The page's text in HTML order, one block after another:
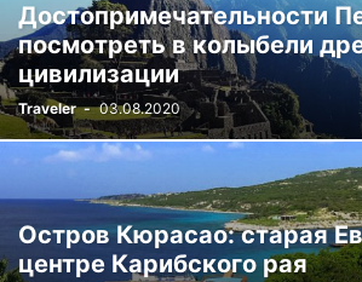
Достопримечательности
посмотреть в колыбели
цивилизации
Traveler - 03.08.2020
Остров Кюрасао: старая
центре Карибского рая